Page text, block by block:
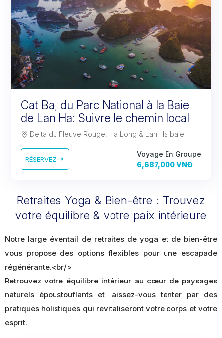
Cat Ba, du Parc National à la Baie
de Lan Ha: Suivre le chemin local
Delta du Fleuve Rouge, Ha Long & Lan Ha baie
RÉSERVEZ
Voyage En Groupe
6,687,000 VNĐ
Retraites Yoga & Bien-être : Trouvez
votre équilibre & votre paix intérieure
Notre large éventail de retraites de yoga et de bien-être
vous propose des options flexibles pour une escapade
régénérante.<br/>
Retrouvez votre équilibre intérieur au cœur de paysages
naturels époustouflants et laissez-vous tenter par des
pratiques holistiques qui revitaliseront votre corps et votre
esprit.